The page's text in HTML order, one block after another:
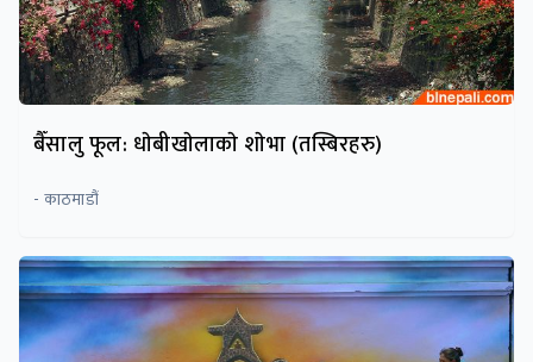
बैँसालु फूल: धाेबीखाेलाकाे शाेभा (तस्बिरहरु)
- काठमाडौं